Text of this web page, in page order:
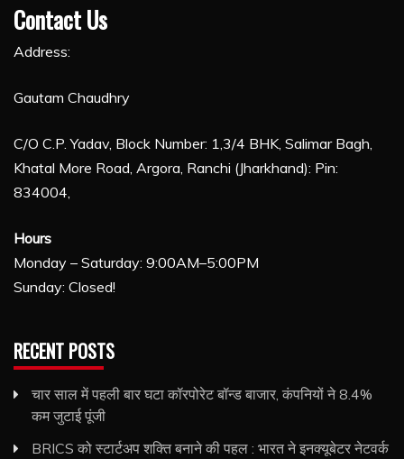
Contact Us
Address:
Gautam Chaudhry
C/O C.P. Yadav, Block Number: 1,3/4 BHK, Salimar Bagh,
Khatal More Road, Argora, Ranchi (Jharkhand): Pin:
834004,
Hours
Monday – Saturday: 9:00AM–5:00PM
Sunday: Closed!
RECENT POSTS
चार साल में पहली बार घटा कॉरपोरेट बॉन्ड बाजार, कंपनियों ने 8.4%
कम जुटाई पूंजी
BRICS को स्टार्टअप शक्ति बनाने की पहल : भारत ने इनक्यूबेटर नेटवर्क